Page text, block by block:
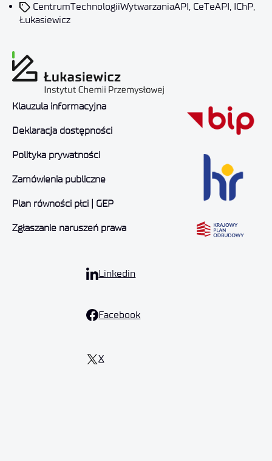
CentrumTechnologiiWytwarzaniaAPI, CeTeAPI, IChP,
Łukasiewicz
Klauzula informacyjna
Deklaracja dostępności
Polityka prywatności
Zamówienia publiczne
Plan równości płci | GEP
Zgłaszanie naruszeń prawa
Linkedin
Facebook
X